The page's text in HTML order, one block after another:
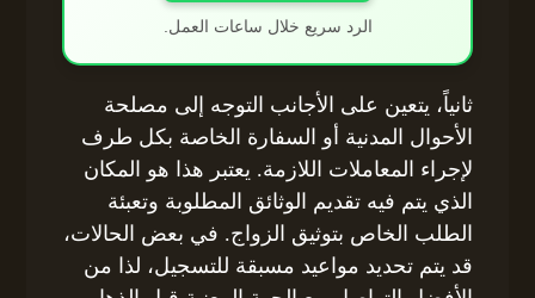
الرد سريع خلال ساعات العمل.
ثانياً، يتعين على الأجانب التوجه إلى مصلحة
الأحوال المدنية أو السفارة الخاصة بكل طرف
لإجراء المعاملات اللازمة. يعتبر هذا هو المكان
الذي يتم فيه تقديم الوثائق المطلوبة وتعبئة
الطلب الخاص بتوثيق الزواج. في بعض الحالات،
قد يتم تحديد مواعيد مسبقة للتسجيل، لذا من